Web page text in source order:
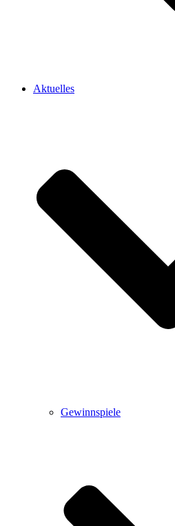
Aktuelles
Gewinnspiele